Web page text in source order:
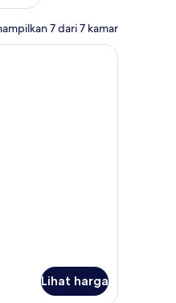
7 dari 7 kamar
Deluks (Onyx) | Busa
Lihat harga